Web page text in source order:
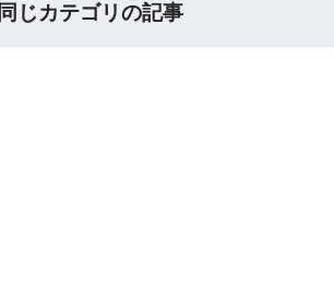
同じカテゴリの記事